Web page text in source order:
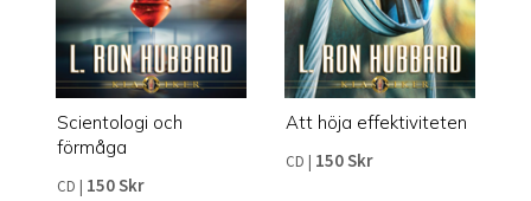
Scientologi och
förmåga
CD 150 Skr
Att höja effektiviteten
CD 150 Skr